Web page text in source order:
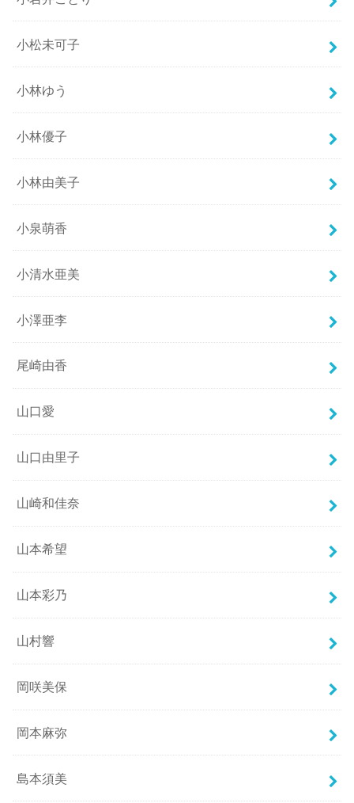
小松未可子
小林ゆう
小林優子
小林由美子
小泉萌香
小清水亜美
小澤亜李
尾崎由香
山口愛
山口由里子
山崎和佳奈
山本希望
山本彩乃
山村響
岡咲美保
岡本麻弥
島本須美